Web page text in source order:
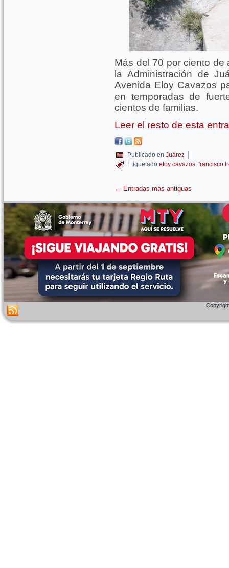
Más del 70 por ciento
la Administración de
Avenida Eloy Cavazos
en temporadas de
cientos de familias.
Leer el resto de esta
Publicado en Juárez |
Etiquetado eloy cavazos, francisco
← Entradas más antiguas